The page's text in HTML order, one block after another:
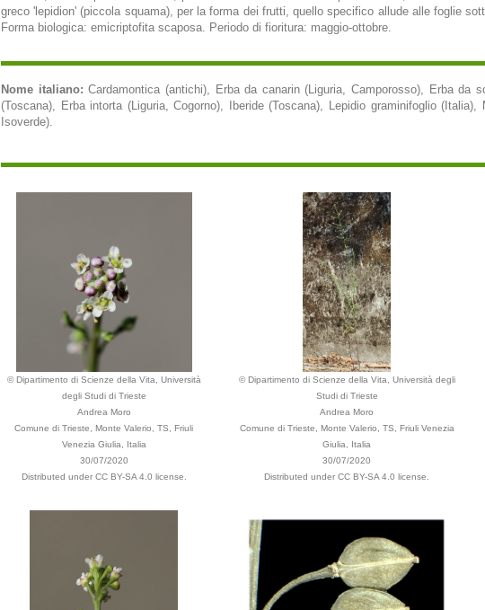
greco 'lepidion' (piccola squama), per la forma dei frutti, quello specifico allude alle foglie
Forma biologica: emicriptofita scaposa. Periodo di fioritura: maggio-ottobre.
Nome italiano:Cardamontica (antichi), Erba da canarin (Liguria, Camporosso), Erba da
(Toscana), Erba intorta (Liguria, Cogorno), Iberide (Toscana), Lepidio graminifoglio
Isoverde).
© Dipartimento di Scienze della Vita, Università
degli Studi di Trieste
Andrea Moro
Comune di Trieste, Monte Valerio, TS, Friuli
Venezia Giulia, Italia
30/07/2020
Distributed under CC BY-SA 4.0 license.
© Dipartimento di Scienze della Vita, Università degli
Studi di Trieste
Andrea Moro
Comune di Trieste, Monte Valerio, TS, Friuli Venezia
Giulia, Italia
30/07/2020
Distributed under CC BY-SA 4.0 license.